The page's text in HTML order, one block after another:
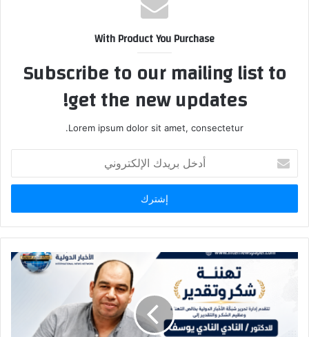
With Product You Purchase
Subscribe to our mailing list to
get the new updates!
Lorem ipsum dolor sit amet, consectetur.
بريدك
الإلكتروني